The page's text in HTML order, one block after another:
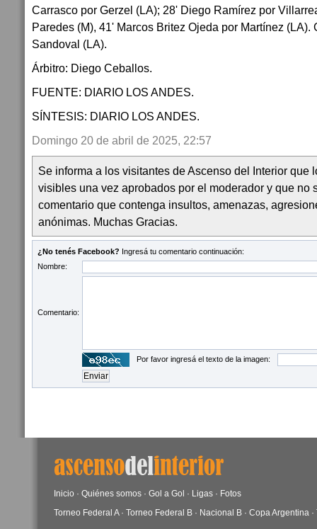
Carrasco por Gerzel (LA); 28' Diego Ramírez por
Paredes (M), 41' Marcos Britez Ojeda por Martínez (LA).
Sandoval (LA).
Árbitro: Diego Ceballos.
FUENTE: DIARIO LOS ANDES.
SÍNTESIS: DIARIO LOS ANDES.
Domingo 20 de abril de 2025, 22:57
Se informa a los visitantes de Ascenso del Interior que
visibles una vez aprobados por el moderador y que no
comentario que contenga insultos, amenazas,
anónimas. Muchas Gracias.
¿No tenés Facebook? Ingresá tu comentario continuación:
Nombre:
Comentario:
Por favor ingresá el texto de la imagen:
Inicio · Quiénes somos · Gol a Gol · Ligas · Fotos
Torneo Federal A· Torneo Federal B · Nacional B · Copa Argentina ·